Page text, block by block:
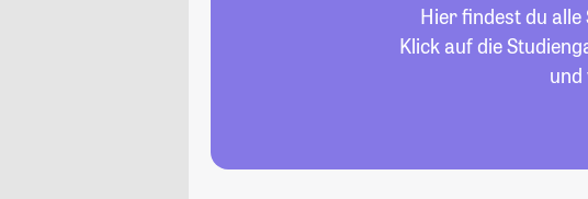
Hier findest du alle
Klick auf die
und